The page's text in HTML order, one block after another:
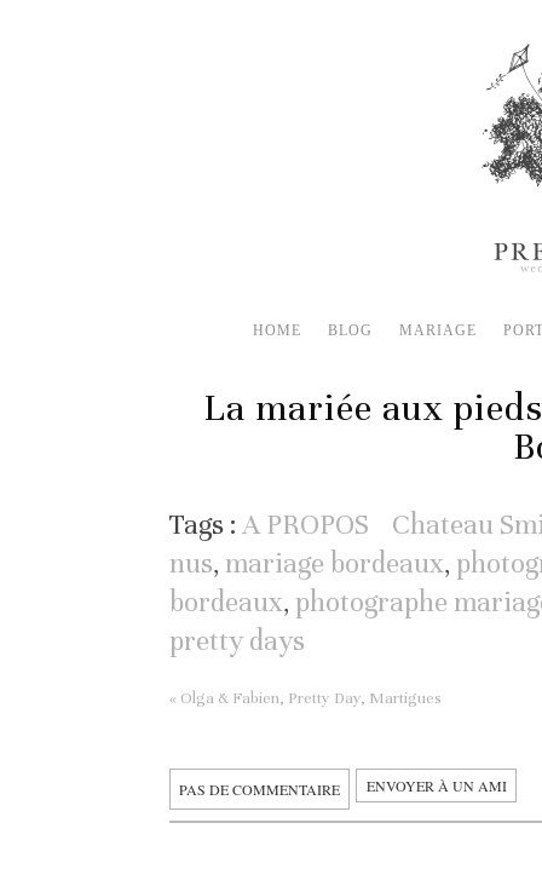
HOME BLOG MARIAGE
La mariée aux
Tags : A PROPOS
Chateau
nus, mariage bordeaux,
bordeaux, photographe
pretty days
« Olga & Fabien, Pretty Day, Martigues
PAS DE COMMENTAIRE ENVOYER À UN AMI